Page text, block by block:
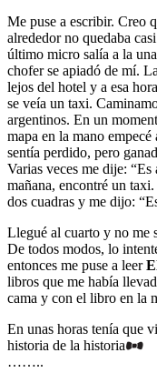
Me puse a escribir. Creo
alrededor no quedaba
último micro salía a la
chofer se apiadó de mí.
lejos del hotel y a esa
se veía un taxi.
argentinos. En un
mapa en la mano
sentía perdido, pero
Varias veces me dije: “Es
mañana, encontré un
dos cuadras y me dijo:
Llegué al cuarto y no me
De todos modos, lo
entonces me puse a leer
libros que me había
cama y con el libro en la
En unas horas tenía que
historia de la historia
……..